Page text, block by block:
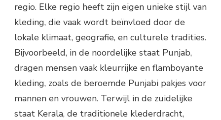
regio. Elke regio heeft zijn eigen unieke stijl van
kleding, die vaak wordt beïnvloed door de
lokale klimaat, geografie, en culturele tradities.
Bijvoorbeeld, in de noordelijke staat Punjab,
dragen mensen vaak kleurrijke en flamboyante
kleding, zoals de beroemde Punjabi pakjes voor
mannen en vrouwen. Terwijl in de zuidelijke
staat Kerala, de traditionele klederdracht,